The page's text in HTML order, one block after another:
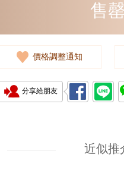
售
價格調整通知
分享給朋友
近似推